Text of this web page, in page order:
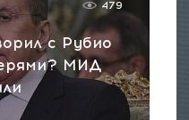
с Рубио
МИД
479